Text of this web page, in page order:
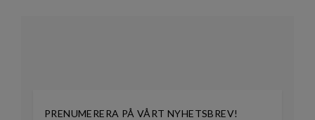
PRENUMERERA PÅ VÅRT NYHETSBREV!